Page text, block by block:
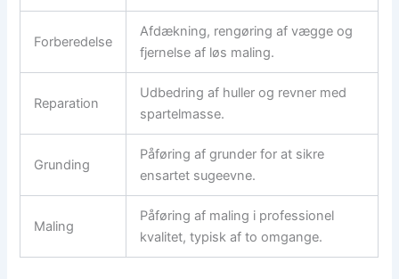
Forberedelse
Afdækning, rengøring af vægge og
fjernelse af løs maling.
Reparation
Udbedring af huller og revner med
spartelmasse.
Grunding
Påføring af grunder for at sikre
ensartet sugeevne.
Maling
Påføring af maling i professionel
kvalitet, typisk af to omgange.